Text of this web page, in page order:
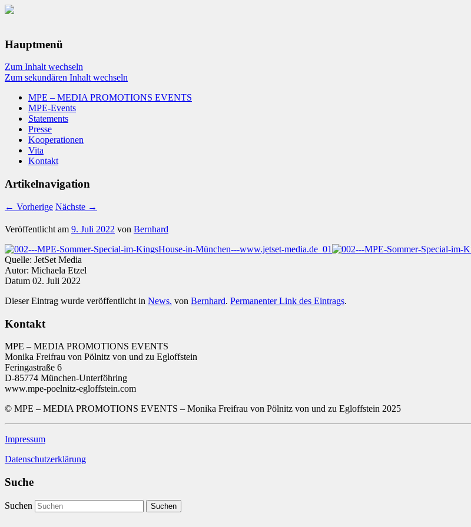
Hauptmenü
Zum Inhalt wechseln
Zum sekundären Inhalt wechseln
MPE – MEDIA PROMOTIONS EVENTS
MPE-Events
Statements
Presse
Kooperationen
Vita
Kontakt
Artikelnavigation
← Vorherige Nächste →
Veröffentlicht am 9. Juli 2022 von Bernhard
Quelle: JetSet Media
Autor: Michaela Etzel
Datum 02. Juli 2022
Dieser Eintrag wurde veröffentlicht in News. von Bernhard. Permanenter Link des Eintrags.
Kontakt
MPE – MEDIA PROMOTIONS EVENTS
Monika Freifrau von Pölnitz von und zu Egloffstein
Feringastraße 6
D-85774 München-Unterföhring
www.mpe-poelnitz-egloffstein.com
© MPE – MEDIA PROMOTIONS EVENTS – Monika Freifrau von Pölnitz von und zu Egloffstein 2025
Impressum
Datenschutzerklärung
Suche
Suchen